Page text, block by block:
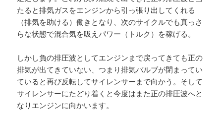
たると排気ガスをエンジンから引っ張り出してくれる
（排気を助ける）働きとなり、次のサイクルでも真っさ
らな状態で混合気を吸えパワー（トルク）を稼げる。
しかし負の排圧波としてエンジンまで戻ってきても正の
排気が出てきていない、つまり排気バルブが閉まってい
ていると再び反転してサイレンサーまで向かう。そして
サイレンサーにたどり着くと今度はまた正の排圧波へと
なりエンジンに向かいます。